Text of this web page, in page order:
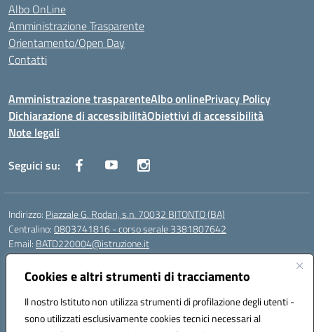
Cookies e altri strumenti di tracciamento
Il nostro Istituto non utilizza strumenti di profilazione degli utenti -
sono utilizzati esclusivamente cookies tecnici necessari al
Albo OnLine
Amministrazione Trasparente
Orientamento/Open Day
Contatti
Amministrazione trasparenteAlbo onlinePrivacy Policy
Dichiarazione di accessibilitàObiettivi di accessibilità
Note legali
Seguici su:
Indirizzo: Piazzale G. Rodari, s.n. 70032 BITONTO (BA)
Centralino:0803741816 - corso serale 3381807642
Email: BATD220004@istruzione.it
Posta elettronica certificata (PEC):batd220004@pec.istruzione.it
Codice fiscale: 93062840728
Codice meccanografico:BATD220004
Codice Indice delle Pubbliche Amministrazioni (IPA): itcvg
Codice unico di fatturazione (CUF): UFIJVU